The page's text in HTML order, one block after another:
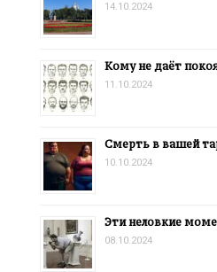
14.10.2024
Кому не даёт
11.10.2024
Смерть в вашей
10.10.2024
Эти неловкие
08.10.2024